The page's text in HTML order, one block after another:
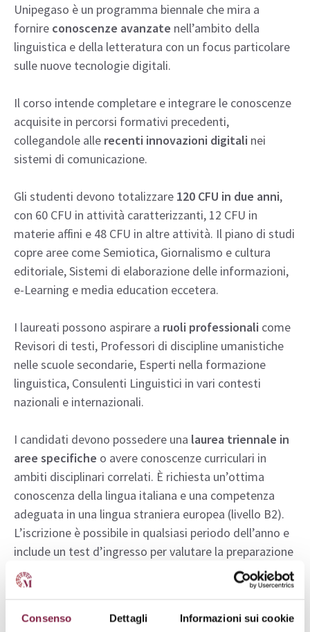
Consenso Dettagli Informazioni sui cookie
Unipegaso è un programma biennale che mira a
fornire conoscenze avanzate nell’ambito della
linguistica e della letteratura con un focus particolare
sulle nuove tecnologie digitali.
Il corso intende completare e integrare le conoscenze
acquisite in percorsi formativi precedenti,
collegandole alle recenti innovazioni digitali nei
sistemi di comunicazione.
Gli studenti devono totalizzare 120 CFU in due anni,
con 60 CFU in attività caratterizzanti, 12 CFU in
materie affini e 48 CFU in altre attività. Il piano di studi
copre aree come Semiotica, Giornalismo e cultura
editoriale, Sistemi di elaborazione delle informazioni,
e-Learning e media education eccetera.
I laureati possono aspirare a ruoli professionali come
Revisori di testi, Professori di discipline umanistiche
nelle scuole secondarie, Esperti nella formazione
linguistica, Consulenti Linguistici in vari contesti
nazionali e internazionali.
I candidati devono possedere una laurea triennale in
aree specifiche o avere conoscenze curriculari in
ambiti disciplinari correlati. È richiesta un’ottima
conoscenza della lingua italiana e una competenza
adeguata in una lingua straniera europea (livello B2).
L’iscrizione è possibile in qualsiasi periodo dell’anno e
include un test d’ingresso per valutare la preparazione
del candidato.
Corso di Laurea in Filologia